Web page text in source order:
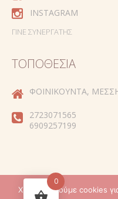
INSTAGRAM
ΓΊΝΕ ΣΥΝΕΡΓΆΤΗΣ
ΤΟΠΟΘΕΣΊΑ
ΦΟΙΝΙΚΟΎΝΤΑ,
2723071565
6909257199
0
Χρησιμοποιούμε cookies